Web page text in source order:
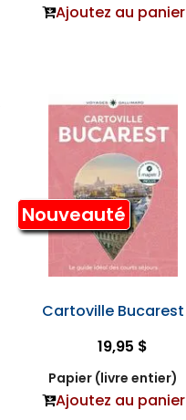
Ajoutez au panier
Nouveauté
Cartoville Bucarest
19,95 $
Papier (livre entier)
Ajoutez au panier